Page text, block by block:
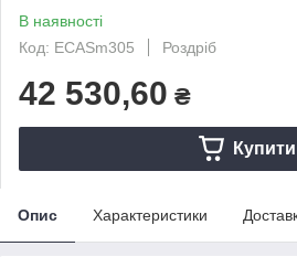
В наявності
Код: ECASm305
Роздріб
42 530,60 ₴
Купити
Опис Характеристики